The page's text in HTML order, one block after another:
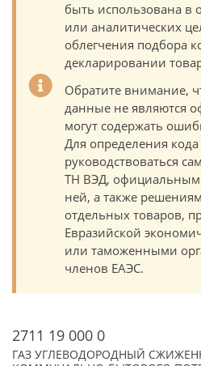
быть использована в
или аналитических
облегчения подбора
декларировании
Обратите внимание,
данные не являются
могут содержать
Для определения кода
руководствоваться
ТН ВЭД,
ней, а также
отдельных товаров,
Евразийской
или таможенными
членов ЕАЭС.
2711 19 000 0
ГАЗ УГЛЕВОДОРОДНЫЙ